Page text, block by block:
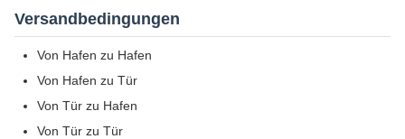
Versandbedingungen
Von Hafen zu Hafen
Von Hafen zu Tür
Von Tür zu Hafen
Von Tür zu Tür